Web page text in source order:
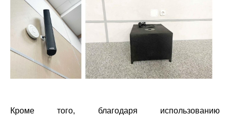
Кроме того, благодаря использованию